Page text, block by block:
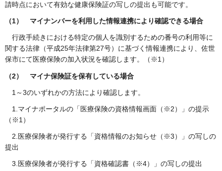
請時点において有効な健康保険証の写しの提出も可能です。
（1） マイナンバーを利用した情報連携により確認できる場合
行政手続きにおける特定の個人を識別するための番号の利用等に
関する法律（平成25年法律第27号）に基づく情報連携により、佐世
保市にて医療保険の加入状況を確認します。（※1）
（2） マイナ保険証を保有している場合
1～3のいずれかの方法により確認します。
1.マイナポータルの「医療保険の資格情報画面（※2）」の提示
（※1）
2.医療保険者が発行する「資格情報のお知らせ（※3）」の写しの
提出
3.医療保険者が発行する「資格確認書（※4）」の写しの提出